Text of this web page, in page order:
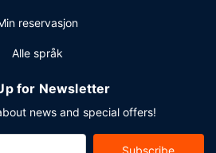
reservasjon
Alle språk
for Newsletter
news and special offers!
Subscribe